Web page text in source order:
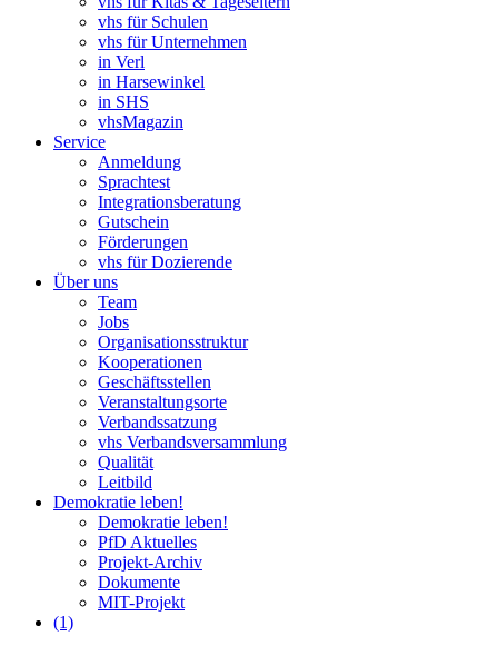
vhs für Schulen
vhs für Unternehmen
in Verl
in Harsewinkel
in SHS
vhsMagazin
Service
Anmeldung
Sprachtest
Integrationsberatung
Gutschein
Förderungen
vhs für Dozierende
Über uns
Team
Jobs
Organisationsstruktur
Kooperationen
Geschäftsstellen
Veranstaltungsorte
Verbandssatzung
vhs Verbandsversammlung
Qualität
Leitbild
Demokratie leben!
Demokratie leben!
PfD Aktuelles
Projekt-Archiv
Dokumente
MIT-Projekt
(1)